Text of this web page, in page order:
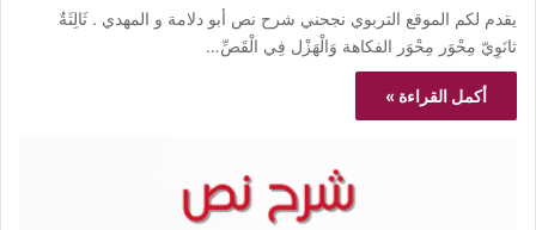
يقدم لكم الموقع التربوي نجحني شرح نص أبو دلامة و المهدي . ثَالِثَةٌ
ثانَوِيّ مِحْوَر مِحْوَر الفكاهة وَالْهَزْل فِي الْقَصِّ…
أكمل القراءة »